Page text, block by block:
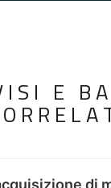
E
di